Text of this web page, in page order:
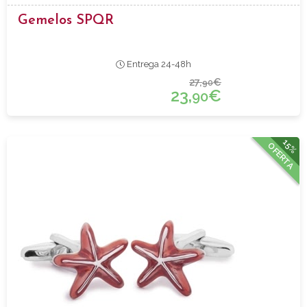
Gemelos SPQR
Entrega 24-48h
27,90€
23,90€
15%
OFERTA